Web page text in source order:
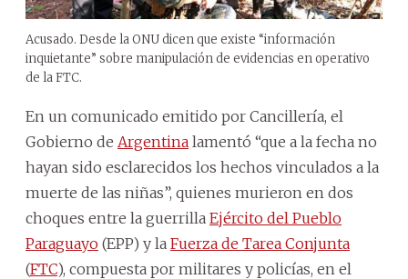
Acusado. Desde la ONU dicen que existe “información
inquietante” sobre manipulación de evidencias en operativo
de la FTC.
En un comunicado emitido por Cancillería, el
Gobierno de Argentina lamentó “que a la fecha no
hayan sido esclarecidos los hechos vinculados a la
muerte de las niñas”, quienes murieron en dos
choques entre la guerrilla Ejército del Pueblo
Paraguayo (EPP) y la Fuerza de Tarea Conjunta
(FTC), compuesta por militares y policías, en el